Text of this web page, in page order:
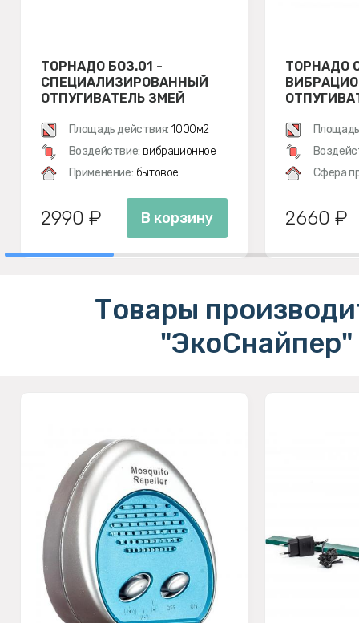
ТОРНАДО БОЗ.01 -
СПЕЦИАЛИЗИРОВАННЫЙ
ОТПУГИВАТЕЛЬ ЗМЕЙ
Площадь действия: 1000м2
Воздействие: вибрационное
Применение: бытовое
2990 ₽ В корзину
ТОРНАДО
ПОЛЕВОК
Сфера
2660 ₽
Товары
"ЭкоСнайпер"